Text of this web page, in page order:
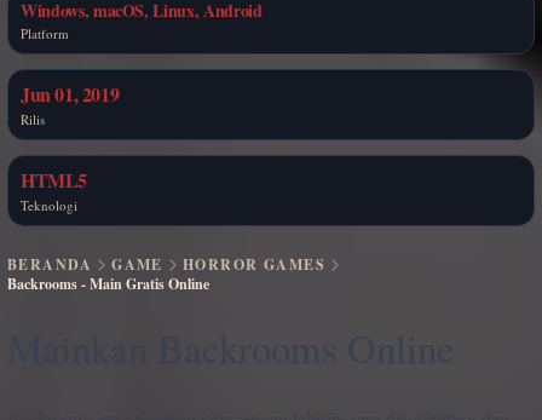
Windows, macOS, Linux, Android
Platform
Jun 01, 2019
Rilis
HTML5
Teknologi
BERANDA GAME
HORROR GAMES
Backrooms - Main Gratis Online
Mainkan Backrooms Online